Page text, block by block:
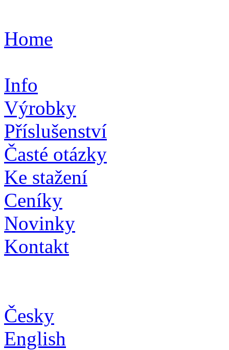
Home
Info
Výrobky
Příslušenství
Časté otázky
Ke stažení
Ceníky
Novinky
Kontakt
Česky
English